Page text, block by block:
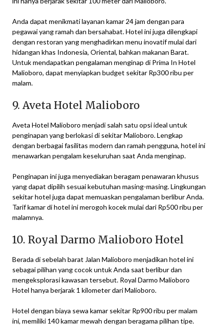
Anda dapat menikmati layanan kamar 24 jam dengan para
pegawai yang ramah dan bersahabat. Hotel ini juga dilengkapi
dengan restoran yang menghadirkan menu inovatif mulai dari
hidangan khas Indonesia, Oriental, bahkan makanan Barat.
Untuk mendapatkan pengalaman menginap di Prima In Hotel
Malioboro, dapat menyiapkan budget sekitar Rp300 ribu per
malam.
9. Aveta Hotel Malioboro
Aveta Hotel Malioboro menjadi salah satu opsi ideal untuk
penginapan yang berlokasi di sekitar Malioboro. Lengkap
dengan berbagai fasilitas modern dan ramah pengguna, hotel ini
menawarkan pengalam keseluruhan saat Anda menginap.
Penginapan ini juga menyediakan beragam penawaran khusus
yang dapat dipilih sesuai kebutuhan masing-masing. Lingkungan
sekitar hotel juga dapat memuaskan pengalaman berlibur Anda.
Tarif kamar di hotel ini merogoh kocek mulai dari Rp500 ribu per
malamnya.
10. Royal Darmo Malioboro Hotel
Berada di sebelah barat Jalan Malioboro menjadikan hotel ini
sebagai pilihan yang cocok untuk Anda saat berlibur dan
mengeksplorasi kawasan tersebut. Royal Darmo Malioboro
Hotel hanya berjarak 1 kilometer dari Malioboro.
Hotel dengan biaya sewa kamar sekitar Rp900 ribu per malam
ini, memiliki 140 kamar mewah dengan beragama pilihan tipe.